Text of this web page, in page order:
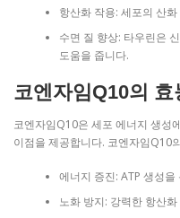
항산화 작용: 세포의 산
수면 질 향상: 타우린은
도움을 줍니다.
코엔자임Q10의 효
코엔자임Q10은 세포 에너지 생성
이점을 제공합니다. 코엔자임Q10
에너지 증진: ATP 생성
노화 방지: 강력한 항산